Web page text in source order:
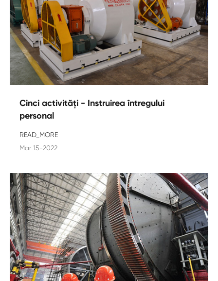
Cinci activități - Instruirea întregului
personal
READ_MORE
Mar 15-2022